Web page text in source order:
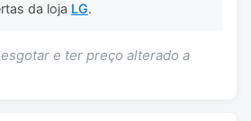
da loja LG.
e ter preço alterado a